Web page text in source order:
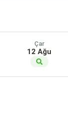
Çar
12 Ağu